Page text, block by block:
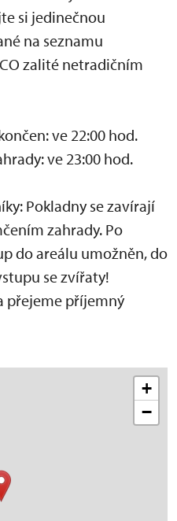
si jedinečnou
na seznamu
zalité netradičním
ve 22:00 hod.
ve 23:00 hod.
Pokladny se zavírají
zahrady. Po
do areálu umožněn, do
se zvířaty!
přejeme příjemný
+
−